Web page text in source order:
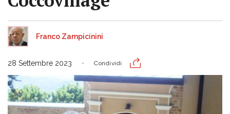
Franco Zampicinini
28 Settembre 2023 Condividi